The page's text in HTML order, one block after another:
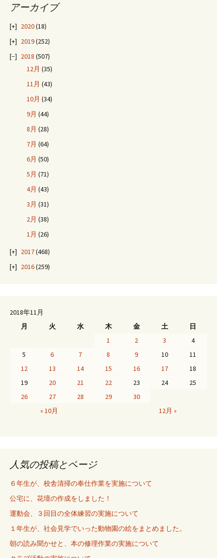
アーカイブ
2020(18)
2019(252)
2018 (507)
12月 (35)
11月 (43)
10月 (34)
9月 (44)
8月 (28)
7月 (64)
6月 (50)
5月 (71)
4月 (43)
3月 (31)
2月 (38)
1月 (26)
2017(468)
2016(259)
2018年11月
月
火 水 木 金 土
日
1
2 3
4
5
6 7 8 9 10
11
12
13 14 15 16 17
18
19
20 21 22 23 24
25
26
27 28 29
30
« 10月
12月 »
人気の投稿とページ
６年生が、校舎清掃の奉仕作業を実施について
公宅に、花壇の作成をしました！
運動会、３回目の全体練習の実施について
１年生が、社会見学でいった動物園の絵をまとめました。
朝の読み聞かせと、本の修理作業の実施について